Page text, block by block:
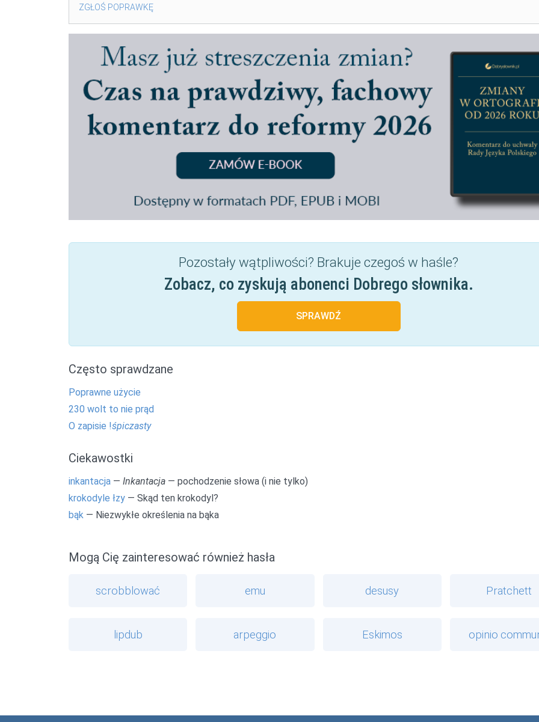
ZGŁOŚ POPRAWKĘ
Pozostały wątpliwości? Brakuje czegoś w haśle?
Zobacz, co zyskują abonenci Dobrego słownika.
SPRAWDŹ
Często sprawdzane
Poprawne użycie
230 wolt to nie prąd
O zapisie !śpiczasty
Ciekawostki
inkantacja — Inkantacja — pochodzenie słowa (i nie tylko)
krokodyle łzy — Skąd ten krokodyl?
bąk — Niezwykłe określenia na bąka
Mogą Cię zainteresować również hasła
scrobblować emu desusy Pratchett
lipdub arpeggio Eskimos opinio